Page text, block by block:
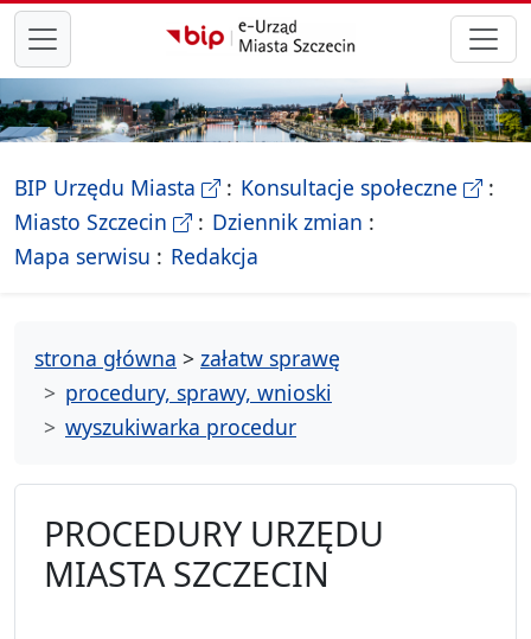
przejdź do głównego menu
BIP Urzędu Miasta - Biletyn Informacji Publicznej
Konsultacje społeczne-
Miasto Szczecin - Oficjalna strona Miasta Szczecin
Dziennik zmian
Mapa serwisu - drzewko rozdziałów
Redakcja
strona główna > załatw sprawę
procedury, sprawy, wnioski
wyszukiwarka procedur
PROCEDURY URZĘDU
MIASTA SZCZECIN